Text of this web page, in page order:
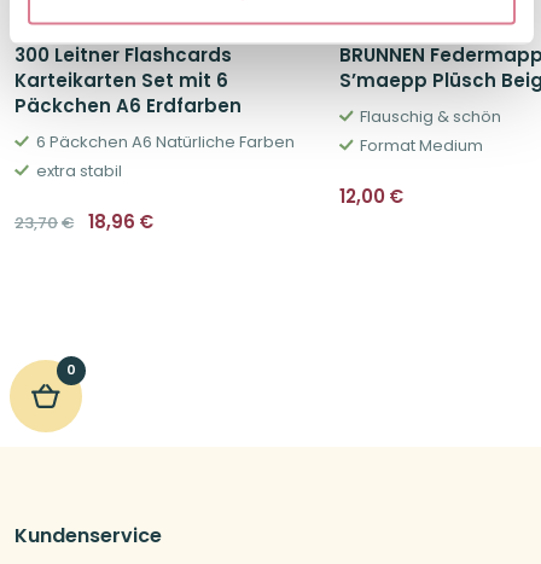
300 Leitner Flashcards
Karteikarten Set mit 6
Päckchen A6 Erdfarben
6 Päckchen A6 Natürliche Farben
extra stabil
23,70€ Ursprünglicher
Preis
18,96 €
BRUNNEN
S’maepp Plüsch
Flauschig & schön
Format Medium
12,00 €
0
Kundenservice